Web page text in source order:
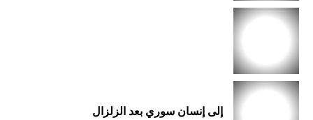
إلى إنسان سوري بعد الزلزال